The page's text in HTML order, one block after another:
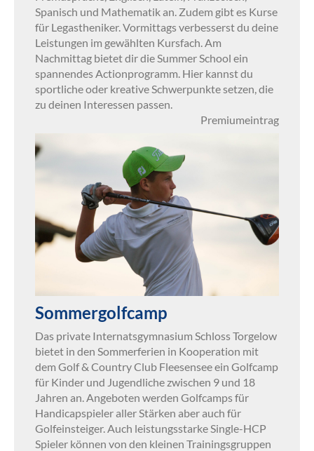
Spanisch und Mathematik an. Zudem gibt es Kurse
für Legastheniker. Vormittags verbesserst du deine
Leistungen im gewählten Kursfach. Am
Nachmittag bietet dir die Summer School ein
spannendes Actionprogramm. Hier kannst du
sportliche oder kreative Schwerpunkte setzen, die
zu deinen Interessen passen.
Premiumeintrag
Sommergolfcamp
Das private Internatsgymnasium Schloss Torgelow
bietet in den Sommerferien in Kooperation mit
dem Golf & Country Club Fleesensee ein Golfcamp
für Kinder und Jugendliche zwischen 9 und 18
Jahren an. Angeboten werden Golfcamps für
Handicapspieler aller Stärken aber auch für
Golfeinsteiger. Auch leistungsstarke Single-HCP
Spieler können von den kleinen Trainingsgruppen